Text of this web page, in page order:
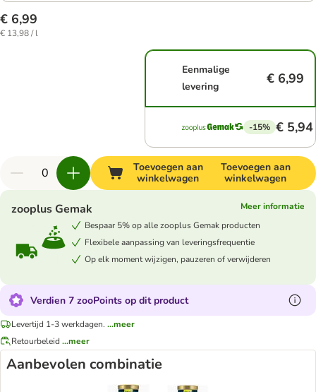
€ 6,99
€ 13,98 / l
Eenmalige
levering
€ 6,99
-15% € 5,94
Toevoegen aan
winkelwagen
Toevoegen aan
winkelwagen
zooplus Gemak
Meer informatie
Bespaar 5% op alle zooplus Gemak producten
Flexibele aanpassing van leveringsfrequentie
Op elk moment wijzigen, pauzeren of verwijderen
Verdien 7 zooPoints op dit product
Levertijd 1-3 werkdagen. ...meer
Retourbeleid ...meer
Aanbevolen combinatie